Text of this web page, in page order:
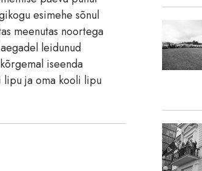
esimehe sõnul
meenutas noortega
leidunud
iseenda
lipu ja oma kooli lipu